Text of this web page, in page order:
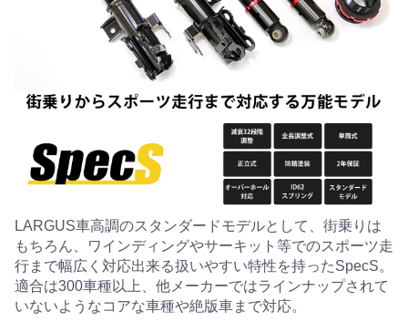
LARGUS車高調のスタンダードモデルとして、街乗りは
もちろん、ワインディングやサーキット等でのスポーツ走
行まで幅広く対応出来る扱いやすい特性を持ったSpecS。
適合は300車種以上、他メーカーではラインナップされて
いないようなコアな車種や絶版車まで対応。